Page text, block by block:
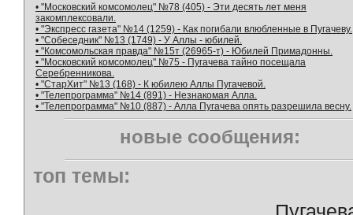
• "Московский комсомолец" №78 (405) - Эти десять лет меня
закомплексовали.
• "Экспресс газета" №14 (1259) - Как погибали влюбленные в Пугачеву.
• "Собеседник" №13 (1749) - У Аллы - юбилей.
• "Комсомольская правда" №15т (26965-т) - Юбилей Примадонны.
• "Московский комсомолец" №75 - Пугачева тайно посещала
Серебренникова.
• "СтарХит" №13 (168) - К юбилею Аллы Пугачевой.
• "Телепрограмма" №14 (891) - Незнакомая Алла.
• "Телепрограмма" №10 (887) - Алла Пугачева опять разрешила весну.
новые сообщения:
топ темы: